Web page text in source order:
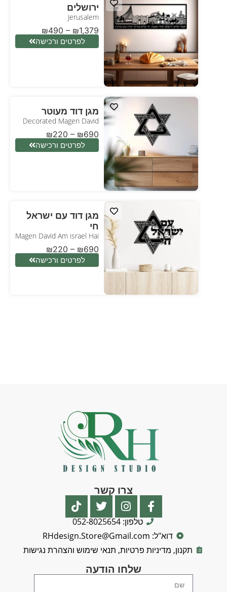
ירושלים
Jerusalem
₪490 – ₪1,379
לפרטים ורכישה
מגן דוד מעוטר
Decorated Magen David
₪220 – ₪690
לפרטים ורכישה
מגן דוד עם ישראל
חי
Magen David Am israel Hai
₪220 – ₪690
לפרטים ורכישה
צרו קשר
טלפון: 052-8025654
דוא"ל: RHdesign.Store@Gmail.com
תקנון, מדיניות פרטיות, תנאי שימוש והצהרת נגישות
שלחו הודעה